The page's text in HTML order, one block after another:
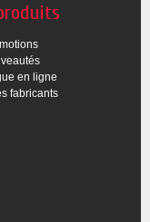
en ligne
fabricants